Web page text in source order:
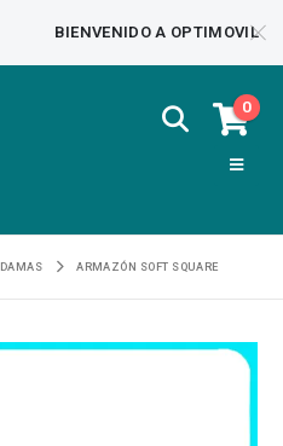
BIENVENIDO A OPTIMOVIL
0
DAMAS ARMAZÓN SOFT SQUARE